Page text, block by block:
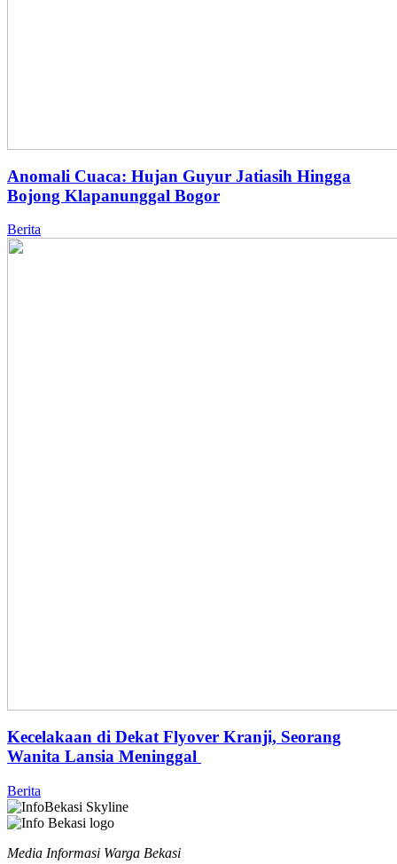
Anomali Cuaca: Hujan Guyur Jatiasih Hingga
Bojong Klapanunggal Bogor
Berita
Kecelakaan di Dekat Flyover Kranji, Seorang
Wanita Lansia Meninggal
Berita
Media Informasi Warga Bekasi